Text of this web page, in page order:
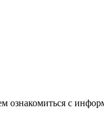
ознакомиться с